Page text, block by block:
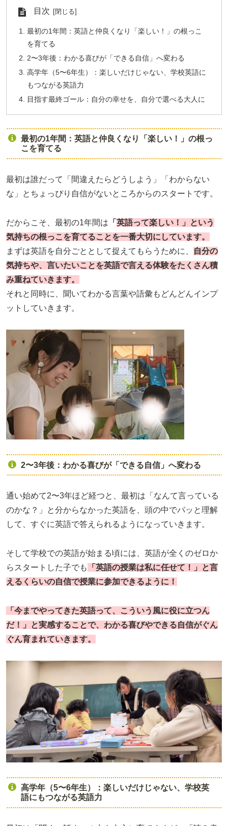
目次
最初の1年間：英語と仲良くなり「楽しい！」の根っこ
を育てる
2〜3年後：わかる喜びが「できる自信」へ変わる
高学年（5〜6年生）：楽しいだけじゃない、学校英語に
もつながる英語力
目指す最終ゴール：自分の幸せを、自分で選べる大人に
最初の1年間：英語と仲良くなり「楽しい！」の根っ
こを育てる
最初は誰だって「間違えたらどうしよう」「わからない
な」とちょっぴり自信がないところからのスタートです。
だからこそ、最初の1年間は 「 英語って楽しい！」という
気持ちの根っこを育てることを一番大切にしています。
まずは英語を自分ごととして捉えてもらうために、
自分の
気持ちや、言いたいことを英語で言える体験をたくさん積
み重ねていきます。
それと同時に、聞いてわかる言葉や語彙もどんどんインプ
ットしていきます。
2〜3年後：わかる喜びが「できる自信」へ変わる
通い始めて2〜3年ほど経つと、最初は「なんて言っている
のかな？」と分からなかった英語を、頭の中でパッと理解
して、すぐに英語で答えられるようになっていきます。
そして学校での英語が始まる頃には、英語が全くのゼロか
らスタートした子でも
「英語の授業は私に任せて！」と言
えるくらいの自信で授業に参加できるように！
「今までやってきた英語って、こういう風に役に立つん
だ！」と実感することで、わかる喜びやできる自信がぐん
ぐん育まれていきます。
高学年（5〜6年生）：楽しいだけじゃない、学校英
語にもつながる英語力